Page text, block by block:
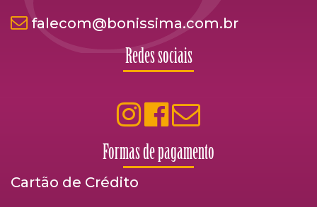
falecom@bonissima.com.br
Redes sociais
Formas de pagamento
Cartão de Crédito